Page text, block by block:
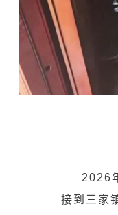
2026
接到三家